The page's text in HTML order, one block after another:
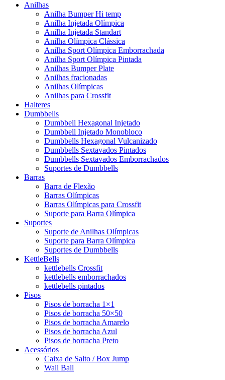
Anilhas
Anilha Bumper Hi temp
Anilha Injetada Olímpica
Anilha Injetada Standart
Anilha Olímpica Clássica
Anilha Sport Olímpica Emborrachada
Anilha Sport Olímpica Pintada
Anilhas Bumper Plate
Anilhas fracionadas
Anilhas Olímpicas
Anilhas para Crossfit
Halteres
Dumbbells
Dumbbell Hexagonal Injetado
Dumbbell Injetado Monobloco
Dumbbells Hexagonal Vulcanizado
Dumbbells Sextavados Pintados
Dumbbells Sextavados Emborrachados
Suportes de Dumbbells
Barras
Barra de Flexão
Barras Olímpicas
Barras Olímpicas para Crossfit
Suporte para Barra Olímpica
Suportes
Suporte de Anilhas Olímpicas
Suporte para Barra Olímpica
Suportes de Dumbbells
KettleBells
kettlebells Crossfit
kettlebells emborrachados
kettlebells pintados
Pisos
Pisos de borracha 1×1
Pisos de borracha 50×50
Pisos de borracha Amarelo
Pisos de borracha Azul
Pisos de borracha Preto
Acessórios
Caixa de Salto / Box Jump
Wall Ball